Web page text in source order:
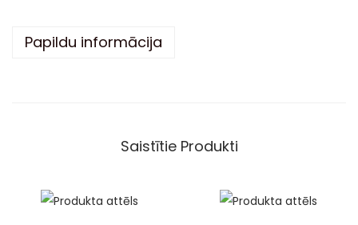
Papildu informācija
Saistītie Produkti